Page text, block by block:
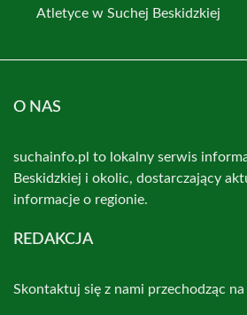
Atletyce w Suchej Beskidzkiej
O NAS
suchainfo.pl to lokalny serwis
Beskidzkiej i okolic, dostarczający
informacje o regionie.
REDAKCJA
Skontaktuj się z nami przechodząc